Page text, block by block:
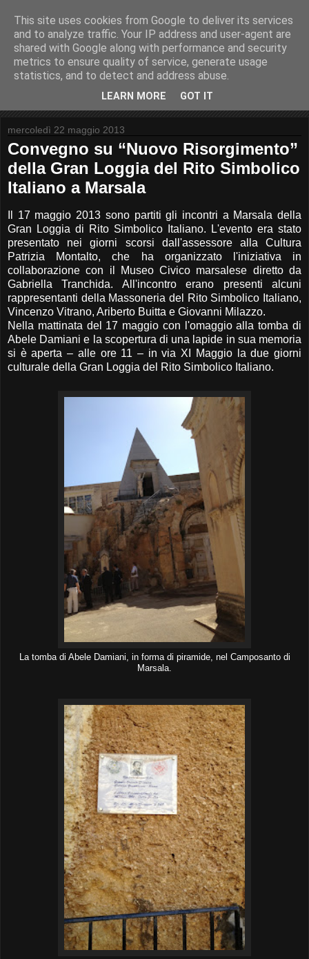
Moreno Neri
mercoledì 22 maggio 2013
Convegno su “Nuovo Risorgimento”
della Gran Loggia del Rito Simbolico
Italiano a Marsala
Il 17 maggio 2013 sono partiti gli incontri a Marsala della
Gran Loggia di Rito Simbolico Italiano. L'evento era stato
presentato nei giorni scorsi dall'assessore alla Cultura
Patrizia Montalto, che ha organizzato l'iniziativa in
collaborazione con il Museo Civico marsalese diretto da
Gabriella Tranchida. All'incontro erano presenti alcuni
rappresentanti della Massoneria del Rito Simbolico Italiano,
Vincenzo Vitrano, Ariberto Buitta e Giovanni Milazzo.
Nella mattinata del 17 maggio con l'omaggio alla tomba di
Abele Damiani e la scopertura di una lapide in sua memoria
si è aperta – alle ore 11 – in via XI Maggio la due giorni
culturale della Gran Loggia del Rito Simbolico Italiano.
La tomba di Abele Damiani, in forma di piramide, nel Camposanto di
Marsala.
This site uses cookies from Google to deliver its services
and to analyze traffic. Your IP address and user-agent are
shared with Google along with performance and security
metrics to ensure quality of service, generate usage
statistics, and to detect and address abuse.
LEARN MORE GOT IT